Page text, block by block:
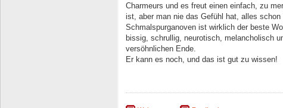
Charmeurs und es freut einen einfach, zu
ist, aber man nie das Gefühl hat, alles schon
Schmalspurganoven ist wirklich der beste
bissig, schrullig, neurotisch, melancholisch
versöhnlichen Ende.
Er kann es noch, und das ist gut zu wissen!